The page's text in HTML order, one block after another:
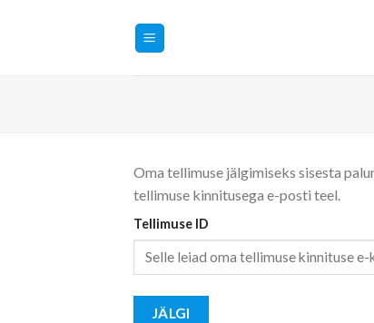
Oma tellimuse jälgimiseks sisesta
tellimuse kinnitusega e-posti teel.
Tellimuse ID
JÄLGI